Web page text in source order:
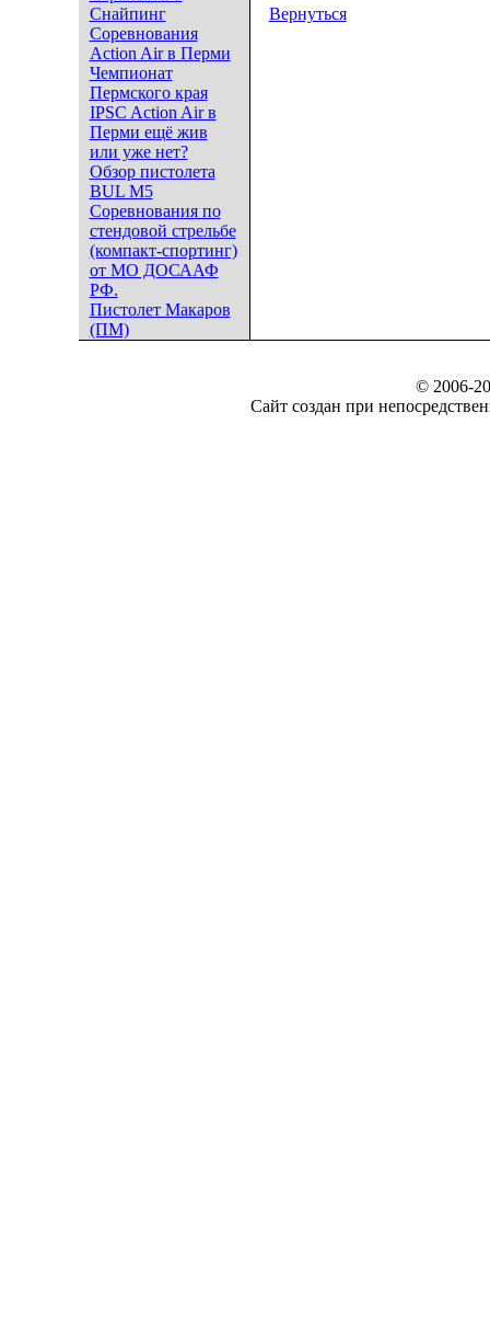
Снайпинг
Соревнования
Action Air в Перми
Чемпионат
Пермского края
IPSC Action Air в
Перми ещё жив
или уже нет?
Обзор пистолета
BUL M5
Соревнования по
стендовой стрельбе
(компакт-спортинг)
от МО ДОСААФ
РФ.
Пистолет Макаров
(ПМ)
Вернуться
© 2006-
Сайт создан при